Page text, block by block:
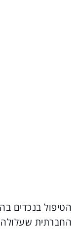
הטיפול בנכדים
החברתית שעלולה